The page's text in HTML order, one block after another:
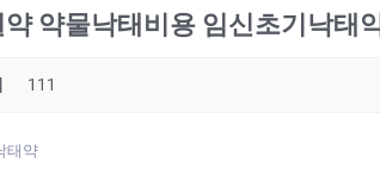
약물낙태비용 임신초기낙­태
111
태약